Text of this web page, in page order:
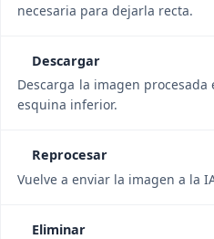
necesaria para dejarla recta.
Descargar
Descarga la imagen
esquina inferior.
Reprocesar
Vuelve a enviar la imagen a la
Eliminar